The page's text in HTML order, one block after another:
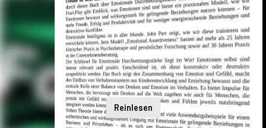
Reinlesen